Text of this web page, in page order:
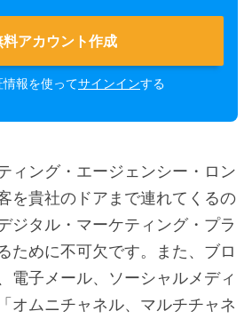
料アカウント作成
情報を使ってサインインする
ィング・エージェンシー・ロン
を貴社のドアまで連れてくるの
ジタル・マーケティング・プラ
ために不可欠です。また、ブロ
電子メール、ソーシャルメディ
オムニチャネル、マルチチャネ